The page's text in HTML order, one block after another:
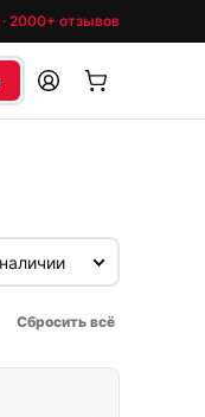
2000+ отзывов
Сбросить всё